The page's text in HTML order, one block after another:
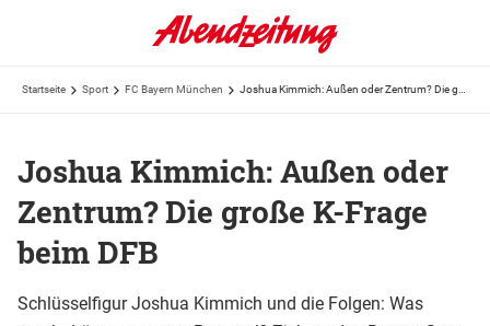
Startseite Sport FC Bayern München
Joshua Kimmich: Außen oder
Zentrum? Die große K-Frage
beim DFB
Schlüsselfigur Joshua Kimmich und die Folgen: Was